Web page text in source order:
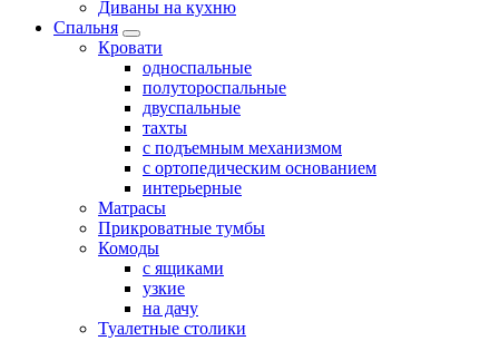
Диваны на кухню
Спальня
Кровати
односпальные
полутороспальные
двуспальные
тахты
с подъемным механизмом
с ортопедическим основанием
интерьерные
Матрасы
Прикроватные тумбы
Комоды
с ящиками
узкие
на дачу
Туалетные столики